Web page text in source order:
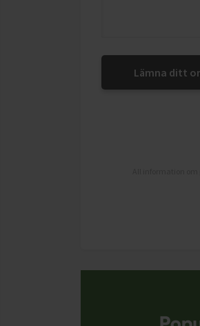
Lämna ditt